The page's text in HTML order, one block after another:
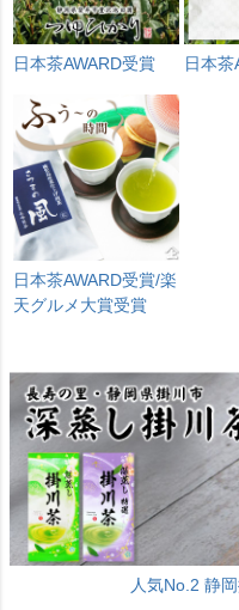
日本茶AWARD受賞 日本茶
日本茶AWARD受賞/楽
天グルメ大賞受賞
人気No.2 静